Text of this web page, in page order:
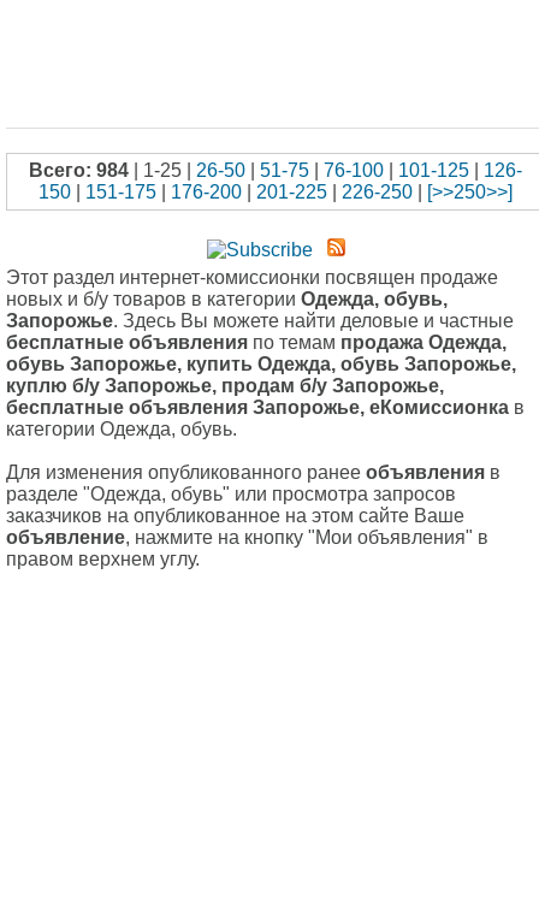
Всего: 984 | 1-25 | 26-50 51-75 76-100 101-125
126-
150
151-175 176-200 201-225 226-250 [>>250>>]
Этот раздел интернет-комиссионки посвящен продаже
новых и б/у товаров в категории Одежда, обувь,
Запорожье. Здесь Вы можете найти деловые и частные
бесплатные объявления по темам продажа Одежда,
обувь Запорожье, купить Одежда, обувь Запорожье,
куплю б/у Запорожье, продам б/у Запорожье,
бесплатные объявления Запорожье, еКомиссионка в
категории Одежда, обувь.
Для изменения опубликованного ранее объявления в
разделе "Одежда, обувь" или просмотра запросов
заказчиков на опубликованное на этом сайте Ваше
объявление, нажмите на кнопку "Мои объявления" в
правом верхнем углу.